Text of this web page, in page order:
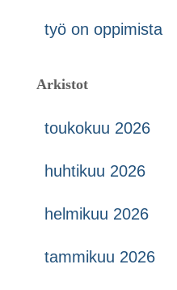
työ on oppimista
Arkistot
toukokuu 2026
huhtikuu 2026
helmikuu 2026
tammikuu 2026